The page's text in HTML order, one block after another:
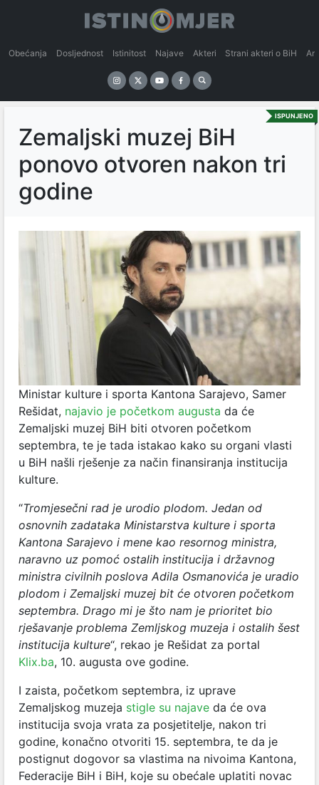
Obećanja Dosljednost Istinitost Najave Akteri Strani akteri o BiH
ISPUNJENO
Zemaljski muzej BiH
ponovo otvoren nakon tri
godine
Ministar kulture i sporta Kantona Sarajevo, Samer
Rešidat, najavio je početkom augusta da će
Zemaljski muzej BiH biti otvoren početkom
septembra, te je tada istakao kako su organi vlasti
u BiH našli rješenje za način finansiranja institucija
kulture.
“Tromjesečni rad je urodio plodom. Jedan od
osnovnih zadataka Ministarstva kulture i sporta
Kantona Sarajevo i mene kao resornog ministra,
naravno uz pomoć ostalih institucija i državnog
ministra civilnih poslova Adila Osmanovića je uradio
plodom i Zemaljski muzej bit će otvoren početkom
septembra. Drago mi je što nam je prioritet bio
rješavanje problema Zemljskog muzeja i ostalih šest
institucija kulture“, rekao je Rešidat za portal
Klix.ba, 10. augusta ove godine.
I zaista, početkom septembra, iz uprave
Zemaljskog muzeja stigle su najave da će ova
institucija svoja vrata za posjetitelje, nakon tri
godine, konačno otvoriti 15. septembra, te da je
postignut dogovor sa vlastima na nivoima Kantona,
Federacije BiH i BiH, koje su obećale uplatiti novac